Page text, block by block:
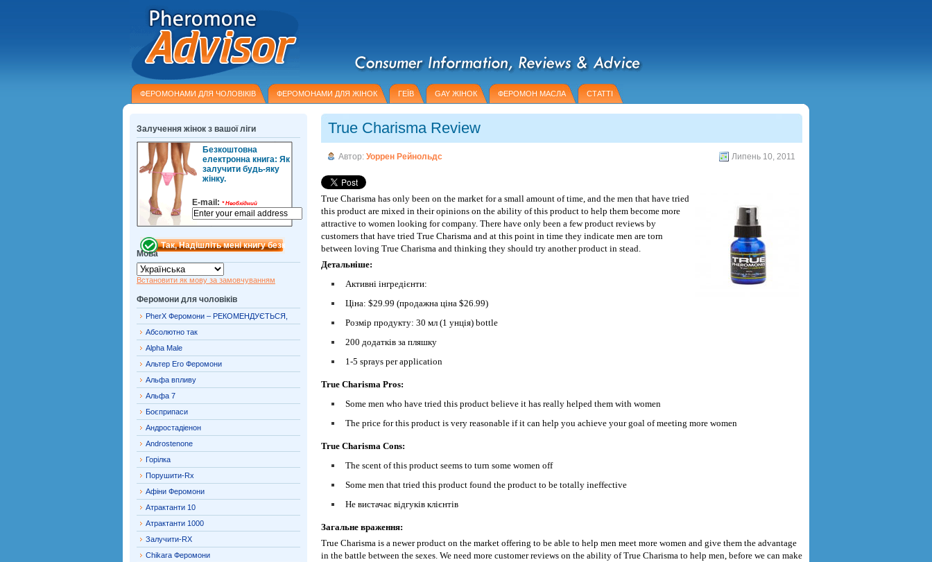
ФЕРОМОНАМИ ДЛЯ ЧОЛОВІКІВ ФЕРОМОНАМИ ДЛЯ ЖІНОК ГЕЇВ GAY ЖІНОК ФЕРОМОН МАСЛА СТАТТІ
True Charisma Review
Автор: Уоррен Рейнольдс Липень 10, 2011
True Charisma has only been on the market for a small amount of time, and the men that have tried
this product are mixed in their opinions on the ability of this product to help them become more
attractive to women looking for company. There have only been a few product reviews by
customers that have tried True Charisma and at this point in time they indicate men are torn
between loving True Charisma and thinking they should try another product in stead.
Детальніше:
Активні інгредієнти:
Ціна: $29.99 (продажна ціна $26.99)
Розмір продукту: 30 мл (1 унція) bottle
200 додатків за пляшку
1-5 sprays per application
True Charisma Pros:
Some men who have tried this product believe it has really helped them with women
The price for this product is very reasonable if it can help you achieve your goal of meeting more women
True Charisma Cons:
The scent of this product seems to turn some women off
Some men that tried this product found the product to be totally ineffective
Не вистачає відгуків клієнтів
Загальне враження:
True Charisma is a newer product on the market offering to be able to help men meet more women and give them the advantage
in the battle between the sexes. We need more customer reviews on the ability of True Charisma to help men, before we can make
Залучення жінок з вашої ліги
Безкоштовна
електронна книга: Як
залучити будь-яку
жінку.
E-mail: *Необхідний
Мова
Встановити як мову за замовчуванням
Феромони для чоловіків
PherX Феромони – РЕКОМЕНДУЄТЬСЯ,
Абсолютно так
Alpha Male
Альтер Его Феромони
Альфа впливу
Альфа 7
Боєприпаси
Андростадіенон
Androstenone
Горілка
Порушити-Rx
Афіни Феромони
Атрактанти 10
Атрактанти 1000
Залучити-RX
Chikara Феромони